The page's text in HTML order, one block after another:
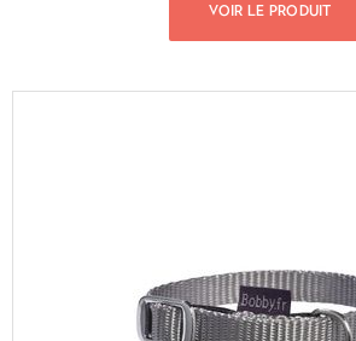
VOIR LE PRODUIT